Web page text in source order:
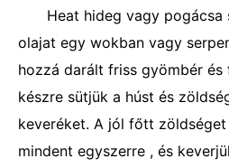
Heat hideg vagy pogácsa
olajat egy wokban vagy
hozzá darált friss gyömbér és
készre sütjük a húst és
keveréket. A jól főtt zöldséget
mindent egyszerre , és